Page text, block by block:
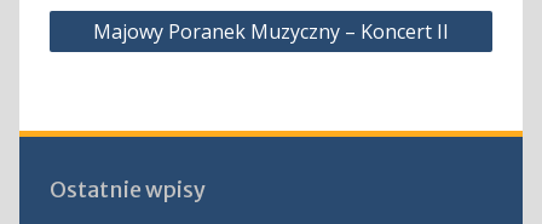
Nawigacja
wpisu
Majowy Poranek Muzyczny – Koncert II
Ostatnie wpisy